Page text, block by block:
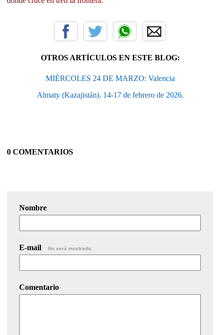
OTROS ARTÍCULOS EN ESTE BLOG:
MIÉRCOLES 24 DE MARZO: Valencia
Almaty (Kazajistán). 14-17 de febrero de 2026.
0 COMENTARIOS
Nombre
E-mail No será mostrado.
Comentario